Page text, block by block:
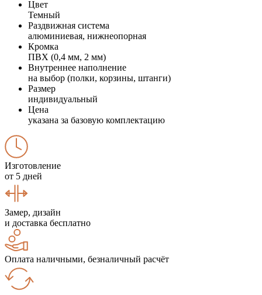
Цвет
Темный
Раздвижная система
алюминиевая, нижнеопорная
Кромка
ПВХ (0,4 мм, 2 мм)
Внутреннее наполнение
на выбор (полки, корзины, штанги)
Размер
индивидуальный
Цена
указана за базовую комплектацию
Изготовление
от 5 дней
Замер, дизайн
и доставка бесплатно
Оплата наличными, безналичный расчёт